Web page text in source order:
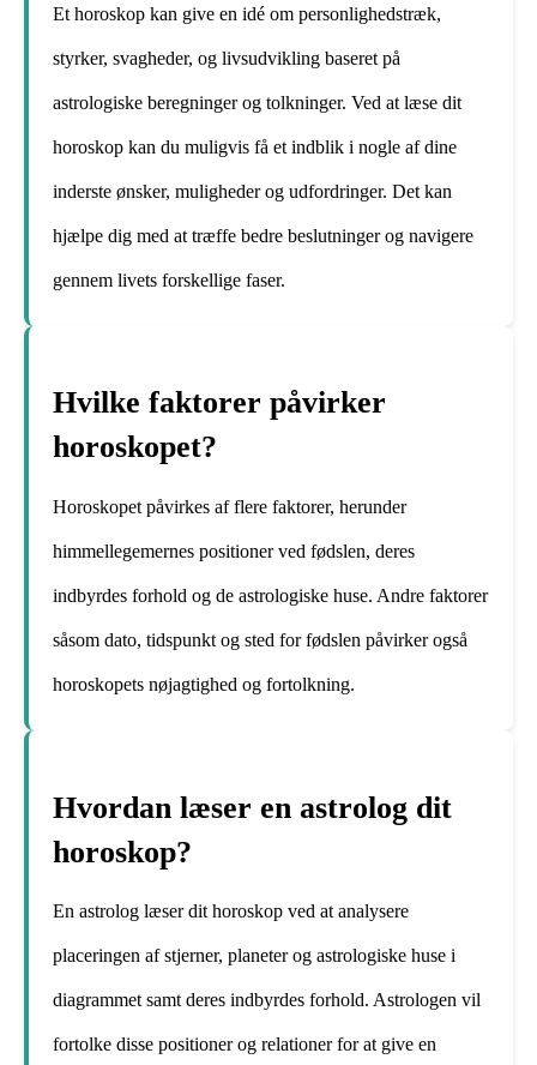
Et horoskop kan give en idé om personlighedstræk,
styrker, svagheder, og livsudvikling baseret på
astrologiske beregninger og tolkninger. Ved at læse dit
horoskop kan du muligvis få et indblik i nogle af dine
inderste ønsker, muligheder og udfordringer. Det kan
hjælpe dig med at træffe bedre beslutninger og navigere
gennem livets forskellige faser.
Hvilke faktorer påvirker
horoskopet?
Horoskopet påvirkes af flere faktorer, herunder
himmellegemernes positioner ved fødslen, deres
indbyrdes forhold og de astrologiske huse. Andre faktorer
såsom dato, tidspunkt og sted for fødslen påvirker også
horoskopets nøjagtighed og fortolkning.
Hvordan læser en astrolog dit
horoskop?
En astrolog læser dit horoskop ved at analysere
placeringen af ​​stjerner, planeter og astrologiske huse i
diagrammet samt deres indbyrdes forhold. Astrologen vil
fortolke disse positioner og relationer for at give en